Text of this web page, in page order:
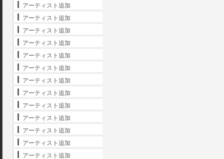
アーティスト追加
アーティスト追加
アーティスト追加
アーティスト追加
アーティスト追加
アーティスト追加
アーティスト追加
アーティスト追加
アーティスト追加
アーティスト追加
アーティスト追加
アーティスト追加
アーティスト追加